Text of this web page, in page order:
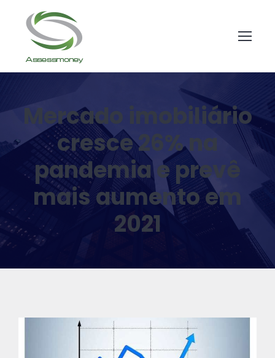
Mercado imobiliário
cresce 26% na
pandemia e prevê
mais aumento em
2021